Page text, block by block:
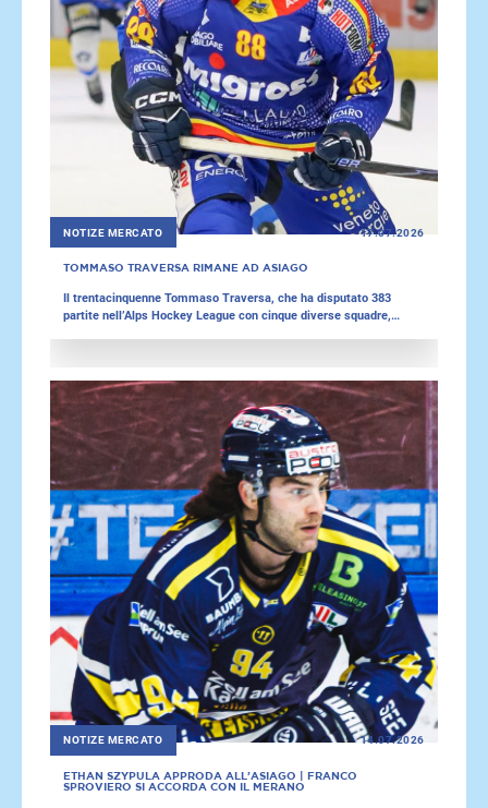
NOTIZE MERCATO 17.07.2026
TOMMASO TRAVERSA RIMANE AD ASIAGO
Il trentacinquenne Tommaso Traversa, che ha disputato 383
partite nell’Alps Hockey League con cinque diverse squadre,
l’Asiago e altre quattro squadre dell’Alps Hockey League hanno
annunciato il rinnovo di alcuni contratti e nuovi acquisti.
NOTIZE MERCATO 14.07.2026
ETHAN SZYPULA APPRODA ALL’ASIAGO | FRANCO
SPROVIERO SI ACCORDA CON IL MERANO